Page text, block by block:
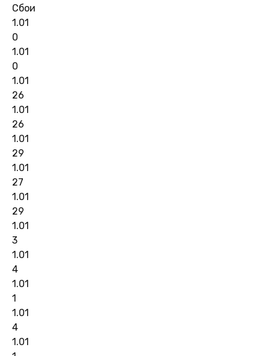
Сбои
1.01
0
1.01
0
1.01
26
1.01
26
1.01
29
1.01
27
1.01
29
1.01
3
1.01
4
1.01
1
1.01
4
1.01